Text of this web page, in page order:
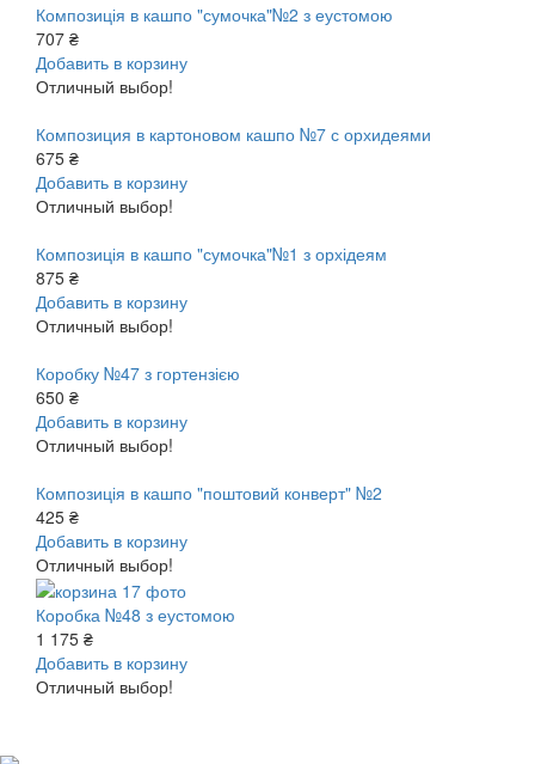
Композиція в кашпо "сумочка"№2 з еустомою
707 ₴
Добавить в корзину
Отличный выбор!
Композиция в картоновом кашпо №7 с орхидеями
675 ₴
Добавить в корзину
Отличный выбор!
Композиція в кашпо "сумочка"№1 з орхідеям
875 ₴
Добавить в корзину
Отличный выбор!
Коробку №47 з гортензією
650 ₴
Добавить в корзину
Отличный выбор!
Композиція в кашпо "поштовий конверт" №2
425 ₴
Добавить в корзину
Отличный выбор!
Коробка №48 з еустомою
1 175 ₴
Добавить в корзину
Отличный выбор!